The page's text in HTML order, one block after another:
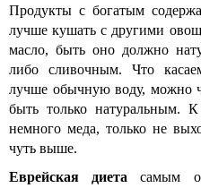
Продукты с богатым
лучше кушать с другими
масло, быть оно должно
либо сливочным. Что
лучше обычную воду, можно
быть только натуральным.
немного меда, только не
чуть выше.
Еврейская диета самым